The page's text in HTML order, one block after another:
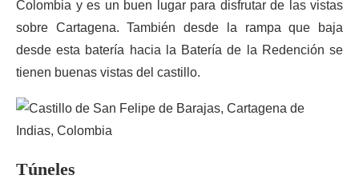
Colombia y es un buen lugar para disfrutar de las vistas
sobre Cartagena. También desde la rampa que baja
desde esta batería hacia la Batería de la Redención se
tienen buenas vistas del castillo.
Túneles